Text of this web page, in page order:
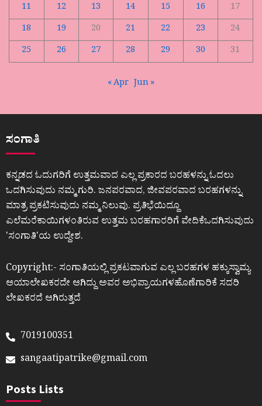
11
12 13 14 15 16
17
18
19 20 21 22 23
24
25
26 27 28 29 30 31
« Apr Jun »
ಸಂಗಾತಿ
ಕನ್ನಡದ ಓದುಗರಿಗೆ ಉತ್ತಮವಾದ ಎಲ್ಲ ಪ್ರಕಾರದ ಬರಹಳನ್ನು ಓದಲು
ಒದಗಿಸುವುದು ನಮ್ಮ ಗುರಿ. ಜನಪರವಾದ, ಜೀವಪರವಾದ ಬರಹಗಳನ್ನು
ಮಾತ್ರ ಪ್ರಕಟಿಸುವುದು ನಮ್ಮ ನಿಲುವು. ಪ್ರತಿಭೆಯಿದ್ದೂ
ಎಲೆಮರೆಕಾಯಿಗಳಂತಿರುವ ಉತ್ತಮ ಬರಹಗಾರರಿಗೆ ವೇದಿಕೆಒದಗಿಸುವುದು
ʼಸಂಗಾತಿʼಯ ಉದ್ದೇಶ.
Copyright:- ಸಂಗಾತಿಯಲ್ಲಿ ಪ್ರಕಟವಾಗುವ ಎಲ್ಲ ಬರಹಗಳ ಹಕ್ಕುಸ್ವಾಮ್ಯ
ಆಯಾಲೇಖಕರದೇ ಆಗಿದ್ದು ಅವರ ಅಭಿಪ್ರಾಯಗಳಹೊಣೆಗಾರಿಕೆ ಸದರಿ
ಲೇಖಕರದೆ ಆಗಿರುತ್ತದೆ
7019100351
sangaatipatrike@gmail.com
Posts Lists